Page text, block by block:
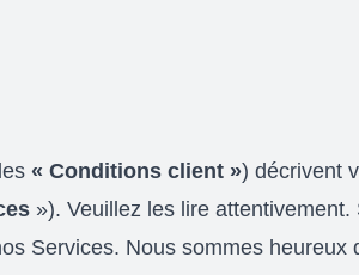
« Conditions client ») décrivent
»). Veuillez les lire
Services. Nous sommes heureux